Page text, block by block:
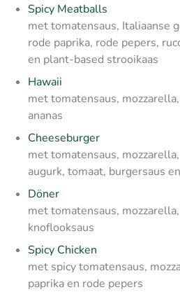
Spicy Meatballs
met tomatensaus, Italiaanse
rode paprika, rode pepers,
en plant-based strooikaas
Hawaii
met tomatensaus,
ananas
Cheeseburger
met tomatensaus,
augurk, tomaat, burgersaus
Döner
met tomatensaus,
knoflooksaus
Spicy Chicken
met spicy tomatensaus,
paprika en rode pepers